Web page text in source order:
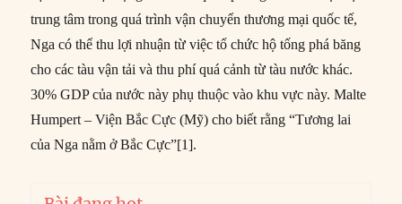
trung tâm trong quá trình vận chuyển thương mại quốc tế,
Nga có thể thu lợi nhuận từ việc tổ chức hộ tống phá băng
cho các tàu vận tải và thu phí quá cảnh từ tàu nước khác.
30% GDP của nước này phụ thuộc vào khu vực này. Malte
Humpert – Viện Bắc Cực (Mỹ) cho biết rằng “Tương lai
của Nga nằm ở Bắc Cực”[1].